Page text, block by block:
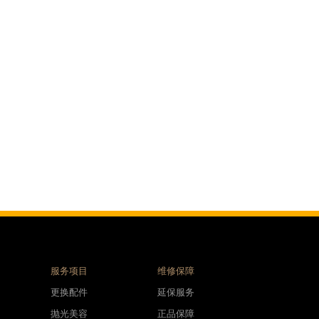
服务项目
更换配件
抛光美容
维修保障
延保服务
正品保障